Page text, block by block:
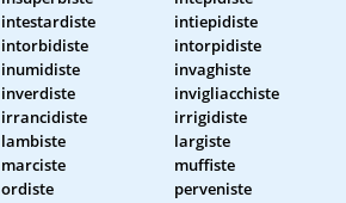
intestardiste
intiepidiste
intorbidiste
intorpidiste
inumidiste
invaghiste
inverdiste
invigliacchiste
irrancidiste
irrigidiste
lambiste
largiste
marciste
muffiste
ordiste
perveniste